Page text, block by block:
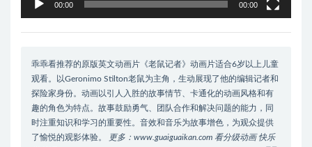
00:00 00:00
乖乖看推荐的原版英文动画片《老鼠记者》动画片适合6岁以上儿童
观看。以Geronimo Stilton老鼠为主角，生动展现了他的编辑记者和
探险家身份。动画以引人入胜的故事情节、卡通化的动画风格和有
趣的角色为特点。故事鼓励勇气、团队合作和解决问题的能力，同
时注重知识和学习的重要性。音效和音乐为故事增色，为观众提供
了愉悦的观影体验。
更多：www.guaiguaikan.com 看分级动画 快乐